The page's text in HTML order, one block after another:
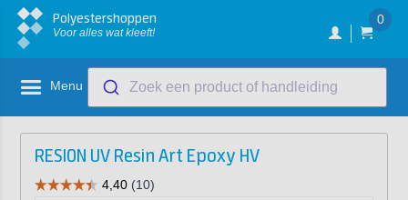
Polyestershoppen
Voor alles wat kleeft!
0
Menu Zoek een product of handleiding
RESION UV Resin Art Epoxy HV